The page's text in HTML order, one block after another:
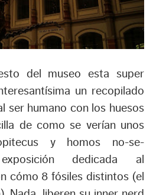
del museo esta super
un recopilado
ser humano con los huesos
de como se verían unos
y homos no-se-
dedicada al
cómo 8 fósiles distintos (el